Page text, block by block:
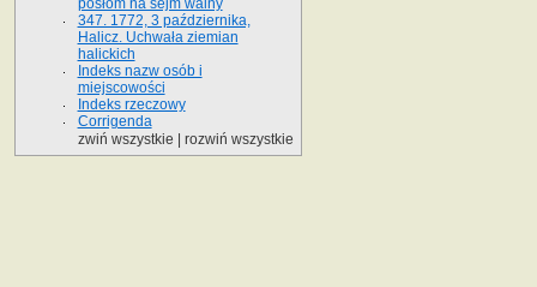
posłom na sejm walny
347. 1772, 3 października,
Halicz. Uchwała ziemian
halickich
Indeks nazw osób i
miejscowości
Indeks rzeczowy
Corrigenda
zwiń wszystkie
rozwiń wszystkie